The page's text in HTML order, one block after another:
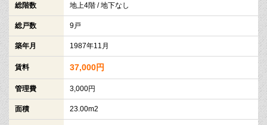
総階数 地上4階 / 地下なし
総戸数 9戸
築年月 1987年11月
賃料 37,000円
管理費 3,000円
面積 23.00m2